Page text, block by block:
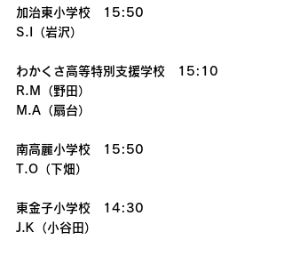
加治東小学校　15:50
S.I（岩沢）
わかくさ高等特別支援学校　15:10
R.M（野田）
M.A（扇台）
南高麗小学校　15:50
T.O（下畑）
東金子小学校　14:30
J.K（小谷田）